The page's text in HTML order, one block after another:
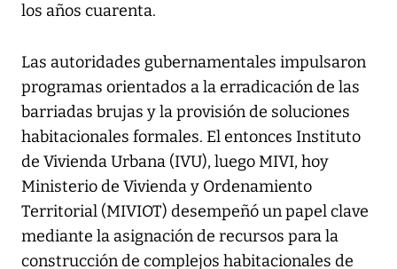
los años cuarenta.
Las autoridades gubernamentales impulsaron
programas orientados a la erradicación de las
barriadas brujas y la provisión de soluciones
habitacionales formales. El entonces Instituto
de Vivienda Urbana (IVU), luego MIVI, hoy
Ministerio de Vivienda y Ordenamiento
Territorial (MIVIOT) desempeñó un papel clave
mediante la asignación de recursos para la
construcción de complejos habitacionales de